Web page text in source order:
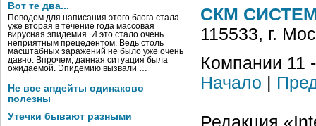
Вот те два...
Поводом для написания этого блога стала
уже вторая в течение года массовая
вирусная эпидемия. И это стало очень
неприятным прецедентом. Ведь столь
масштабных заражений не было уже очень
давно. Впрочем, данная ситуация была
ожидаемой. Эпидемию вызвали …
Не все апдейты одинаково
полезны
Утечки бывают разными
СКМ
115533, г.
Компании 11
Начало